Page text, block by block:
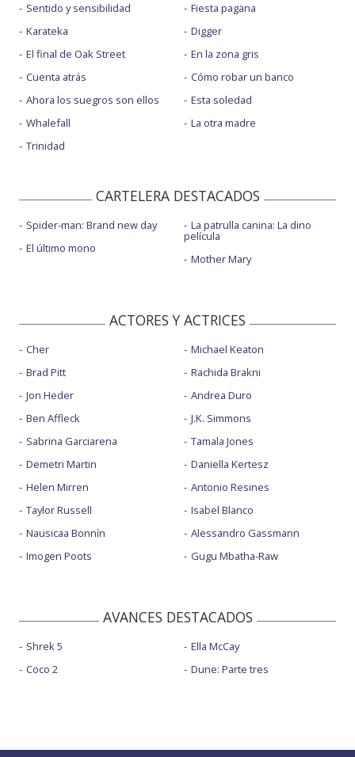
Sentido y sensibilidad
Karateka
El final de Oak Street
Cuenta atrás
Ahora los suegros son ellos
Whalefall
Trinidad
Fiesta pagäna
Digger
En la zona gris
Cómo robar un banco
Esta soledad
La otra madre
CARTELERA DESTACADOS
Spider-man: Brand new day
El último mono
La patrulla canina: La dino
película
Mother Mary
ACTORES Y ACTRICES
Cher
Brad Pitt
Jon Heder
Ben Affleck
Sabrina Garciarena
Demetri Martin
Helen Mirren
Taylor Russell
Nausicaa Bonnín
Imogen Poots
Michael Keaton
Rachida Brakni
Andrea Duro
J.K. Simmons
Tamala Jones
Daniella Kertesz
Antonio Resines
Isabel Blanco
Alessandro Gassmann
Gugu Mbatha-Raw
AVANCES DESTACADOS
Shrek 5
Coco 2
Ella McCay
Dune: Parte tres